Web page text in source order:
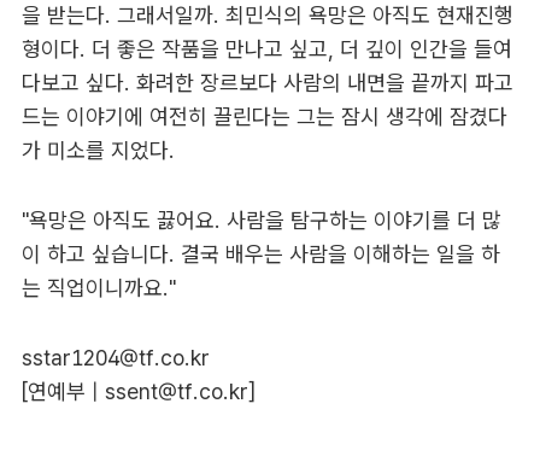
을 받는다. 그래서일까. 최민식의 욕망은 아직도 현재진행
형이다. 더 좋은 작품을 만나고 싶고, 더 깊이 인간을 들여
다보고 싶다. 화려한 장르보다 사람의 내면을 끝까지 파고
드는 이야기에 여전히 끌린다는 그는 잠시 생각에 잠겼다
가 미소를 지었다.
"욕망은 아직도 끓어요. 사람을 탐구하는 이야기를 더 많
이 하고 싶습니다. 결국 배우는 사람을 이해하는 일을 하
는 직업이니까요."
sstar1204@tf.co.kr
[연예부 | ssent@tf.co.kr]